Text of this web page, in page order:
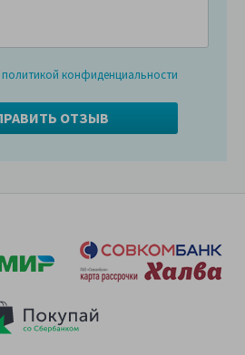
политикой конфиденциальности